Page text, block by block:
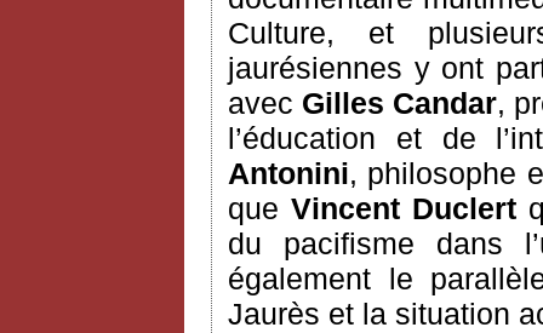
Culture, et
jaurésiennes y ont
avec Gilles Candar,
l’éducation et de
Antonini, philosophe
que Vincent Duclert
du pacifisme dans
également le
Jaurès et la situation